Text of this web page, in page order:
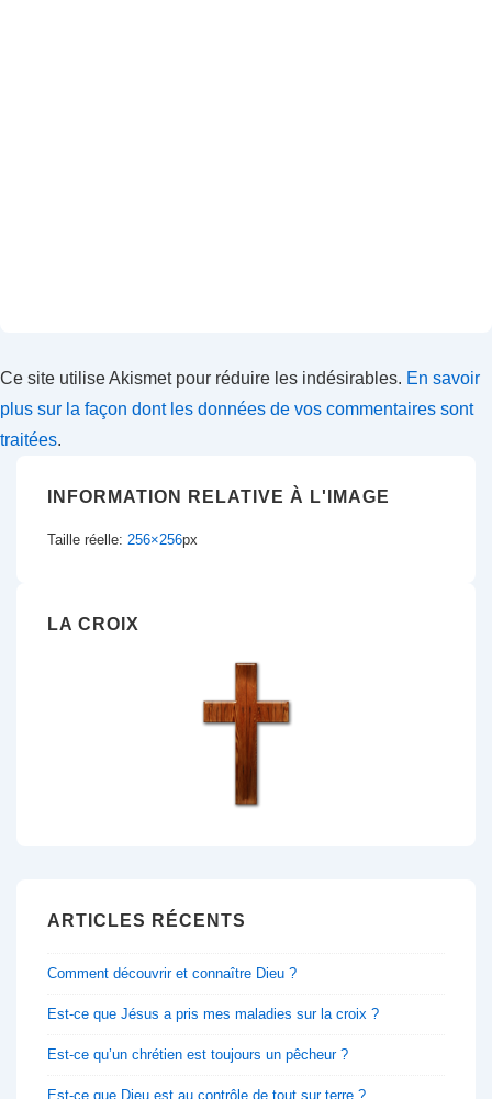
Ce site utilise Akismet pour réduire les indésirables. En savoir
plus sur la façon dont les données de vos commentaires sont
traitées.
INFORMATION RELATIVE À L'IMAGE
Taille réelle: 256×256px
LA CROIX
ARTICLES RÉCENTS
Comment découvrir et connaître Dieu ?
Est-ce que Jésus a pris mes maladies sur la croix ?
Est-ce qu’un chrétien est toujours un pêcheur ?
Est-ce que Dieu est au contrôle de tout sur terre ?